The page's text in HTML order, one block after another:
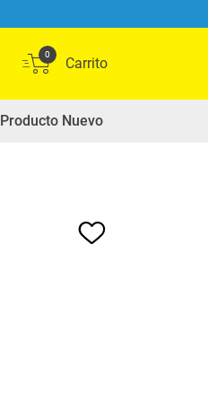
0
Producto Nuevo